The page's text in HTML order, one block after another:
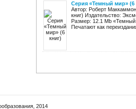
Серия «Темный мир» (6
Автор: Роберт
книг) Издательство:
Размер: 12.1 Mb
Печатают как
2014